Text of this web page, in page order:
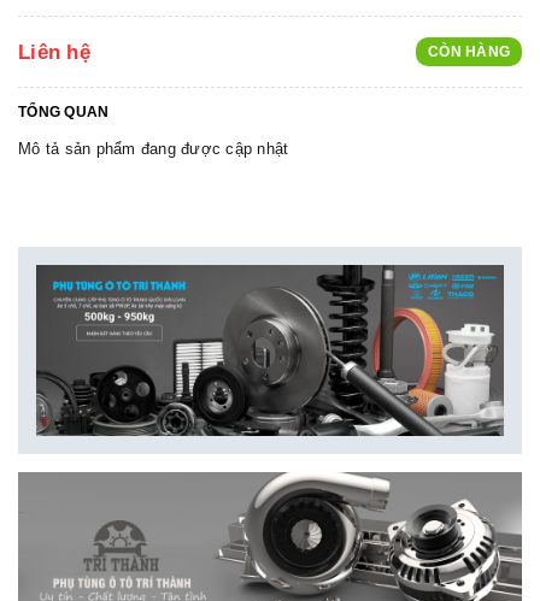
Liên hệ CÒN HÀNG
TỔNG QUAN
Mô tả sản phẩm đang được cập nhật